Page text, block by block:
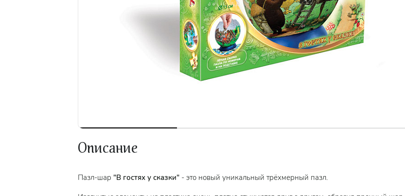
Описание
Пазл-шар "В гостях у сказки" - это новый уникальный трёхмерный пазл.